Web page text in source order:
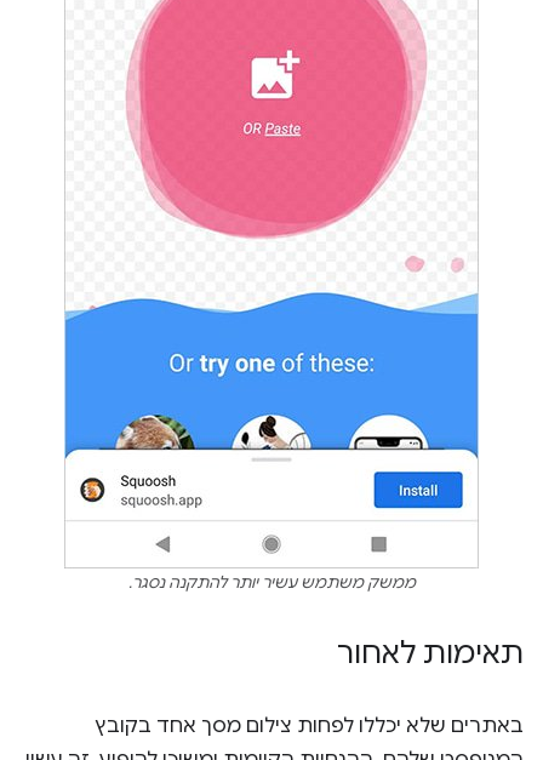
ממשק משתמש עשיר יותר להתקנה נסגר.
תאימות לאחור
באתרים שלא יכללו לפחות צילום מסך אחד בקובץ